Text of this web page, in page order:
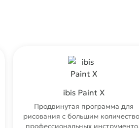
ibis Paint X
Продвинутая программа для
рисования с большим
профессиональных